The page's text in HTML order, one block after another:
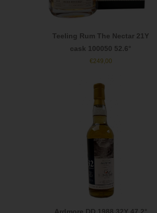
Teeling Rum The Nectar 21Y
cask 100050 52.6°
€249,00